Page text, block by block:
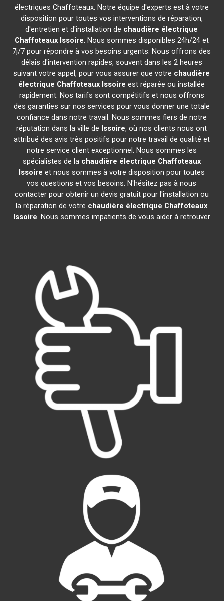
électriques Chaffoteaux. Notre équipe d'experts est à votre
disposition pour toutes vos interventions de réparation,
d'entretien et d'installation de chaudière électrique
Chaffoteaux Issoire. Nous sommes disponibles 24h/24 et
7j/7 pour répondre à vos besoins urgents. Nous offrons des
délais d'intervention rapides, souvent dans les 2 heures
suivant votre appel, pour vous assurer que votre chaudière
électrique Chaffoteaux Issoire est réparée ou installée
rapidement. Nos tarifs sont compétitifs et nous offrons
des garanties sur nos services pour vous donner une totale
confiance dans notre travail. Nous sommes fiers de notre
réputation dans la ville de Issoire, où nos clients nous ont
attribué des avis très positifs pour notre travail de qualité et
notre service client exceptionnel. Nous sommes les
spécialistes de la chaudière électrique Chaffoteaux
Issoire et nous sommes à votre disposition pour toutes
vos questions et vos besoins. N'hésitez pas à nous
contacter pour obtenir un devis gratuit pour l'installation ou
la réparation de votre chaudière électrique Chaffoteaux
Issoire. Nous sommes impatients de vous aider à retrouver